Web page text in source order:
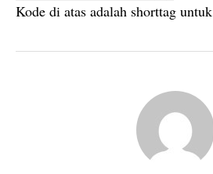
Kode di atas adalah shorttag untuk